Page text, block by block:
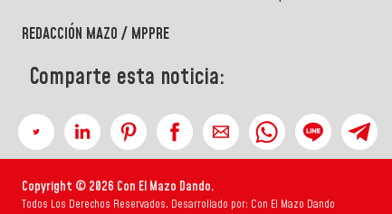
REDACCIÓN MAZO / MPPRE
Comparte esta noticia:
Copyright © 2026 Con El Mazo Dando.
Todos Los Derechos Reservados. Desarrollado por: Con El Mazo Dando